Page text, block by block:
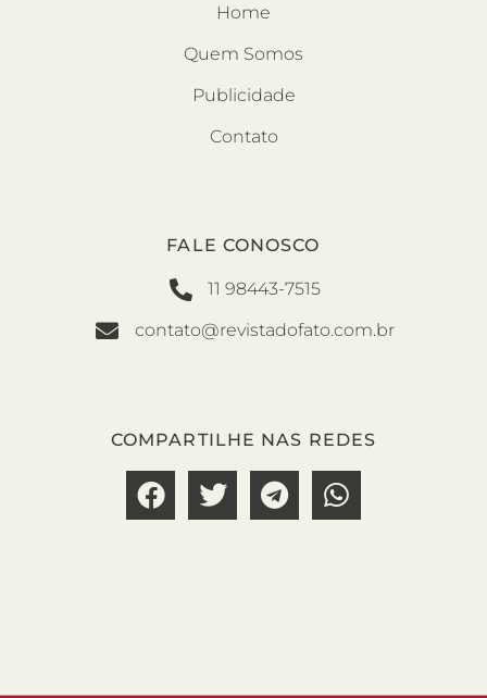
Home
Quem Somos
Publicidade
Contato
FALE CONOSCO
11 98443-7515
contato@revistadofato.com.br
COMPARTILHE NAS REDES